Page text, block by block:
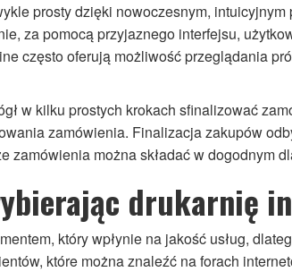
prosty dzięki nowoczesnym,
za pomocą przyjaznego interfejsu,
często oferują możliwość przeglądania
w kilku prostych krokach sfinalizować
zamówienia. Finalizacja zakupów
zamówienia można składać w dogodnym
drukarnię
który wpłynie na jakość usług,
które można znaleźć na forach